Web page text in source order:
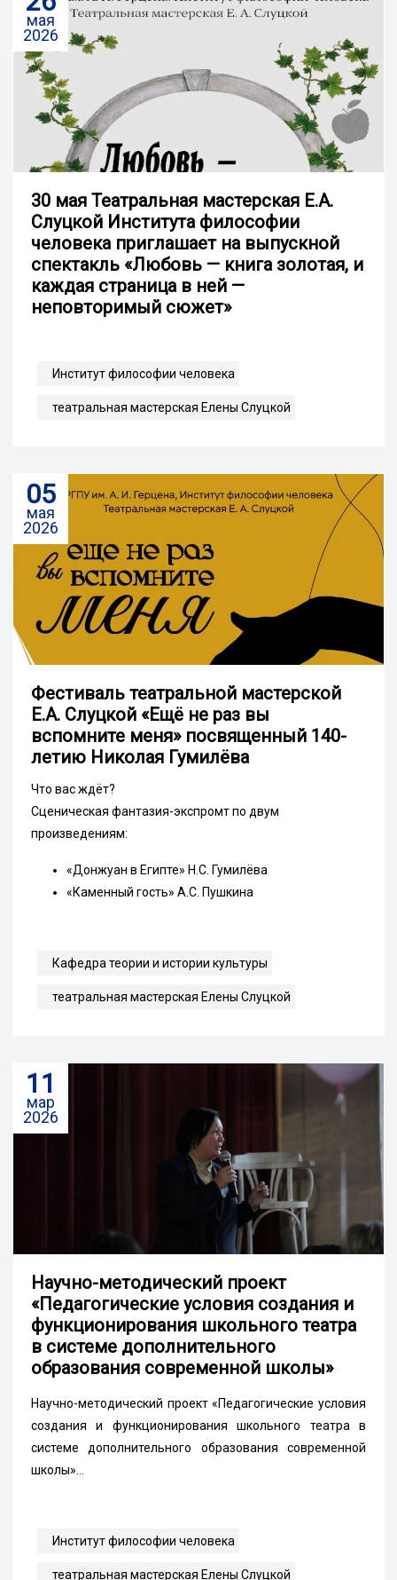
мая
2026
30 мая Театральная мастерская Е.А.
Слуцкой Института философии
человека приглашает на выпускной
спектакль «Любовь — книга золотая, и
каждая страница в ней —
неповторимый сюжет»
Институт философии человека
театральная мастерская Елены Слуцкой
05
мая
2026
Фестиваль театральной мастерской
Е.А. Слуцкой «Ещё не раз вы
вспомните меня» посвященный 140-
летию Николая Гумилёва
Что вас ждёт?
Сценическая фантазия-экспромт по двум
произведениям:
«Донжуан в Египте» Н.С. Гумилёва
«Каменный гость» А.С. Пушкина
Кафедра теории и истории культуры
театральная мастерская Елены Слуцкой
11
мар
2026
Научно-методический проект
«Педагогические условия создания и
функционирования школьного театра
в системе дополнительного
образования современной школы»
Научно-методический проект «Педагогические условия
создания и функционирования школьного театра в
системе дополнительного образования современной
школы»...
Институт философии человека
театральная мастерская Елены Слуцкой